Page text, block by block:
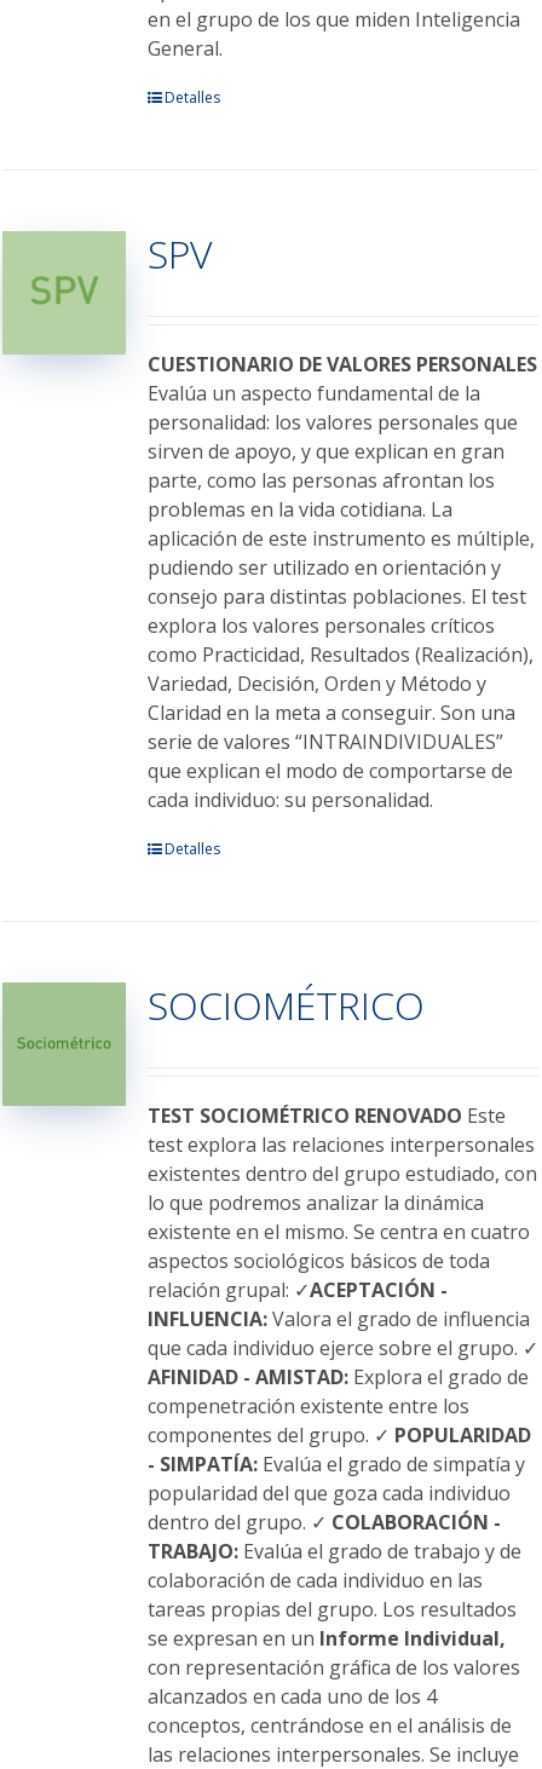
en el grupo de los que miden Inteligencia
General.
Este
Las
opciones
elegir
en
la
página
de
producto
Detalles
SPV
CUESTIONARIO DE VALORES PERSONALES
Evalúa un aspecto fundamental de la
personalidad: los valores personales que
sirven de apoyo, y que explican en gran
parte, como las personas afrontan los
problemas en la vida cotidiana. La
aplicación de este instrumento es múltiple,
pudiendo ser utilizado en orientación y
consejo para distintas poblaciones. El test
explora los valores personales críticos
como Practicidad, Resultados (Realización),
Variedad, Decisión, Orden y Método y
Claridad en la meta a conseguir. Son una
serie de valores “INTRAINDIVIDUALES”
que explican el modo de comportarse de
cada individuo: su personalidad.
Este
Las
opciones
elegir
en
la
página
de
producto
Detalles
SOCIOMÉTRICO
TEST SOCIOMÉTRICO RENOVADO Este
test explora las relaciones interpersonales
existentes dentro del grupo estudiado, con
lo que podremos analizar la dinámica
existente en el mismo. Se centra en cuatro
aspectos sociológicos básicos de toda
relación grupal: ✓ACEPTACIÓN -
INFLUENCIA:Valora el grado de influencia
que cada individuo ejerce sobre el grupo. ✓
AFINIDAD - AMISTAD:Explora el grado de
compenetración existente entre los
componentes del grupo. ✓ POPULARIDAD
- SIMPATÍA:Evalúa el grado de simpatía y
popularidad del que goza cada individuo
dentro del grupo. ✓ COLABORACIÓN -
TRABAJO:Evalúa el grado de trabajo y de
colaboración de cada individuo en las
tareas propias del grupo. Los resultados
se expresan en un Informe Individual,
con representación gráfica de los valores
alcanzados en cada uno de los 4
conceptos, centrándose en el análisis de
las relaciones interpersonales. Se incluye